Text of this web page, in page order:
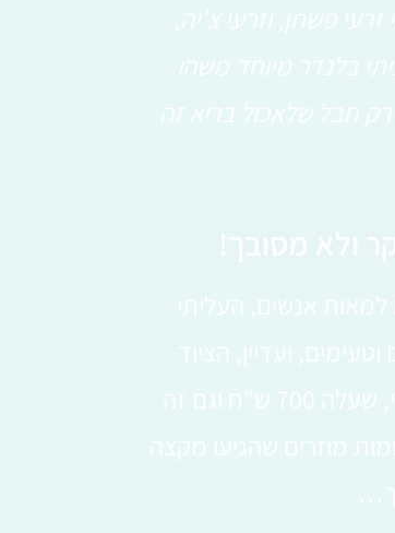
פשתן, וזרעי צ’יה,
בלנדר מיוחד משהו
רק חבל שלאכול בריא זה
ולא מסובך!
אנשים, העליתי
פשוטים וטעימים, ועדיין, הציוד
המטבחי הכי יקר שקניתי אי פעם הוא הבלנדר שלי, שעלה 700 ש"ח וגם זה
עם שמות מוזרים שהגיעו מקצה